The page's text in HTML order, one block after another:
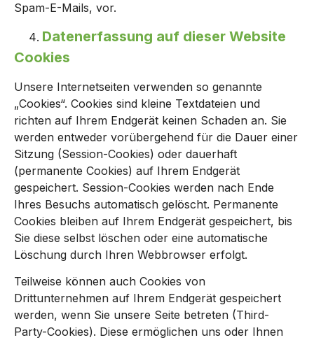
Spam-E-Mails, vor.
Datenerfassung auf dieser Website
Cookies
Unsere Internetseiten verwenden so genannte
„Cookies“. Cookies sind kleine Textdateien und
richten auf Ihrem Endgerät keinen Schaden an. Sie
werden entweder vorübergehend für die Dauer einer
Sitzung (Session-Cookies) oder dauerhaft
(permanente Cookies) auf Ihrem Endgerät
gespeichert. Session-Cookies werden nach Ende
Ihres Besuchs automatisch gelöscht. Permanente
Cookies bleiben auf Ihrem Endgerät gespeichert, bis
Sie diese selbst löschen oder eine automatische
Löschung durch Ihren Webbrowser erfolgt.
Teilweise können auch Cookies von
Drittunternehmen auf Ihrem Endgerät gespeichert
werden, wenn Sie unsere Seite betreten (Third-
Party-Cookies). Diese ermöglichen uns oder Ihnen